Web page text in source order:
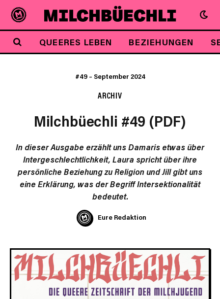
QUEERES LEBEN BEZIEHUNGEN
#49– September 2024
ARCHIV
Milchbüechli #49 (PDF)
In dieser Ausgabe erzählt uns Damaris etwas über
Intergeschlechtlichkeit, Laura spricht über ihre
persönliche Beziehung zu Religion und Jill gibt uns
eine Erklärung, was der Begriff Intersektionalität
bedeutet.
Eure Redaktion